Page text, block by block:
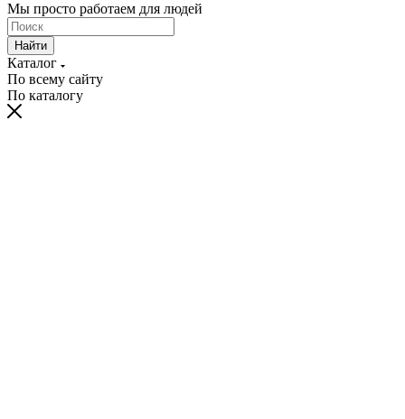
Мы просто работаем для людей
Найти
Каталог
По всему сайту
По каталогу